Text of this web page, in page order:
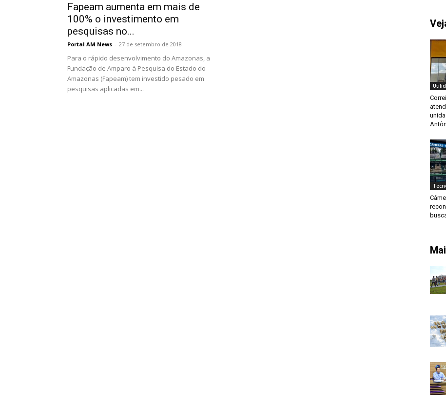
Fapeam aumenta em mais de
100% o investimento em
pesquisas no...
Portal AM News - 27 de setembro de 2018
Para o rápido desenvolvimento do Amazonas, a
Fundação de Amparo à Pesquisa do Estado do
Amazonas (Fapeam) tem investido pesado em
pesquisas aplicadas em...